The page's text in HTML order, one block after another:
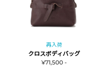
再入荷
クロスボディバッグ
¥71,500 -